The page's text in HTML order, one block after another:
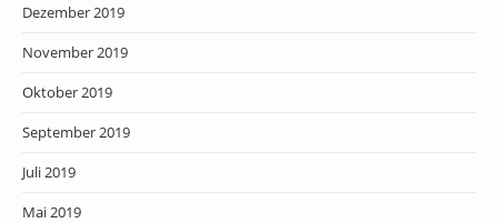
Dezember 2019
November 2019
Oktober 2019
September 2019
Juli 2019
Mai 2019